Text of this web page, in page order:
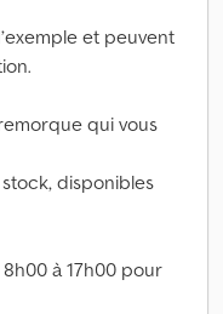
et peuvent
qui vous
disponibles
à 17h00 pour